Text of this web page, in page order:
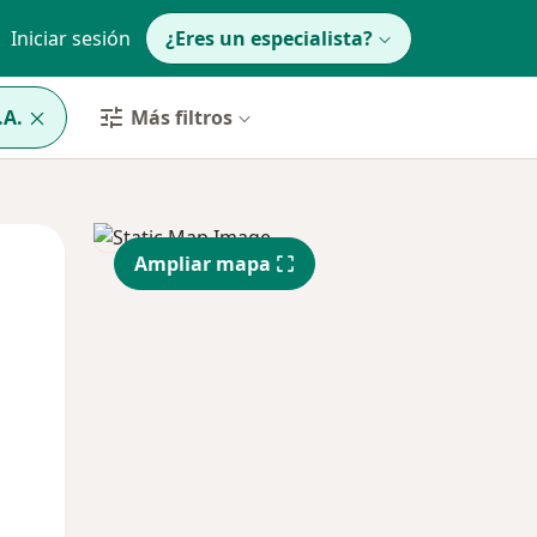
Iniciar sesión ¿Eres un especialista?
Más filtros
Mar
11 Ago
Mié
12 Ago
Ampliar mapa